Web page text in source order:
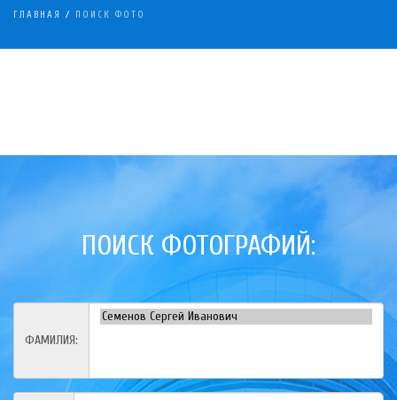
ГЛАВНАЯ / ПОИСК ФОТО
ПОИСК ФОТОГРАФИЙ:
ФАМИЛИЯ: